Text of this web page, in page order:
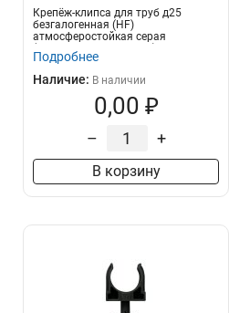
Крепёж-клипса для труб д25
безгалогенная (HF)
атмосферостойкая серая
(100шт/1000шт уп/кор) Пром...
Подробнее
Наличие: В наличии
0,00 ₽
– +
В корзину